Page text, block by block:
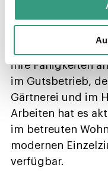
Begleitetes
ihre Fähigkeiten
im Gutsbetrieb,
Gärtnerei und im
Arbeiten hat es
im betreuten
modernen
verfügbar.